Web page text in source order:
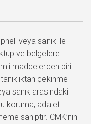
veya sanık ile
ve belgelere
maddelerden biri
çekinme
sanık arasındaki
koruma, adalet
sahiptir. CMK’nın